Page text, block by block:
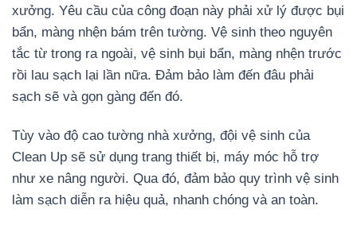
xưởng. Yêu cầu của công đoạn này phải xử lý được bụi
bẩn, màng nhện bám trên tường. Vệ sinh theo nguyên
tắc từ trong ra ngoài, vệ sinh bụi bẩn, màng nhện trước
rồi lau sạch lại lần nữa. Đảm bảo làm đến đâu phải
sạch sẽ và gọn gàng đến đó.
Tùy vào độ cao tường nhà xưởng, đội vệ sinh của
Clean Up sẽ sử dụng trang thiết bị, máy móc hỗ trợ
như xe nâng người. Qua đó, đảm bảo quy trình vệ sinh
làm sạch diễn ra hiệu quả, nhanh chóng và an toàn.